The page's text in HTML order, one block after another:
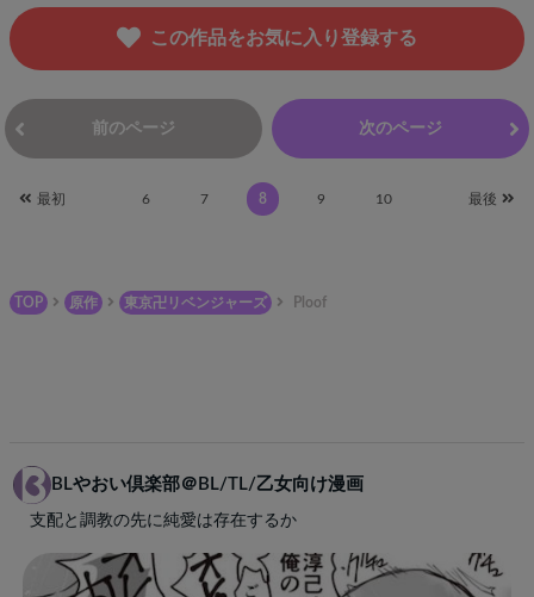
この作品をお気に入り登録する
前のページ 次のページ
最初 6 7 8 9 10 最後
TOP 原作 東京卍リベンジャーズ Ploof
BLやおい倶楽部＠BL/TL/乙女向け漫画
支配と調教の先に純愛は存在するか